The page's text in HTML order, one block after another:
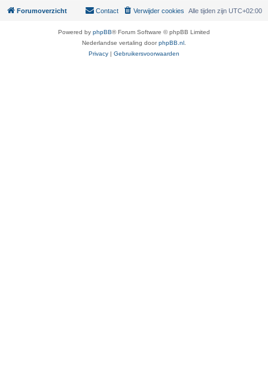
Forumoverzicht Alle tijden zijn UTC+02:00
Verwijder cookies
Contact
Powered by phpBB® Forum Software © phpBB Limited
Nederlandse vertaling doorphpBB.nl
Privacy | Gebruikersvoorwaarden